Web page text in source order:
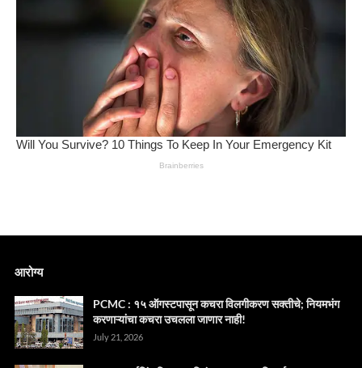
आरोग्य
PCMC : १५ ऑगस्टपासून कचरा विलगीकरण सक्तीचे; नियमभंग
करणाऱ्यांचा कचरा उचलला जाणार नाही!
July 21, 2026